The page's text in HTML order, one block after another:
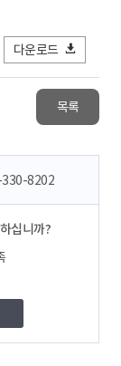
다운로드
목록
8202
십니까?